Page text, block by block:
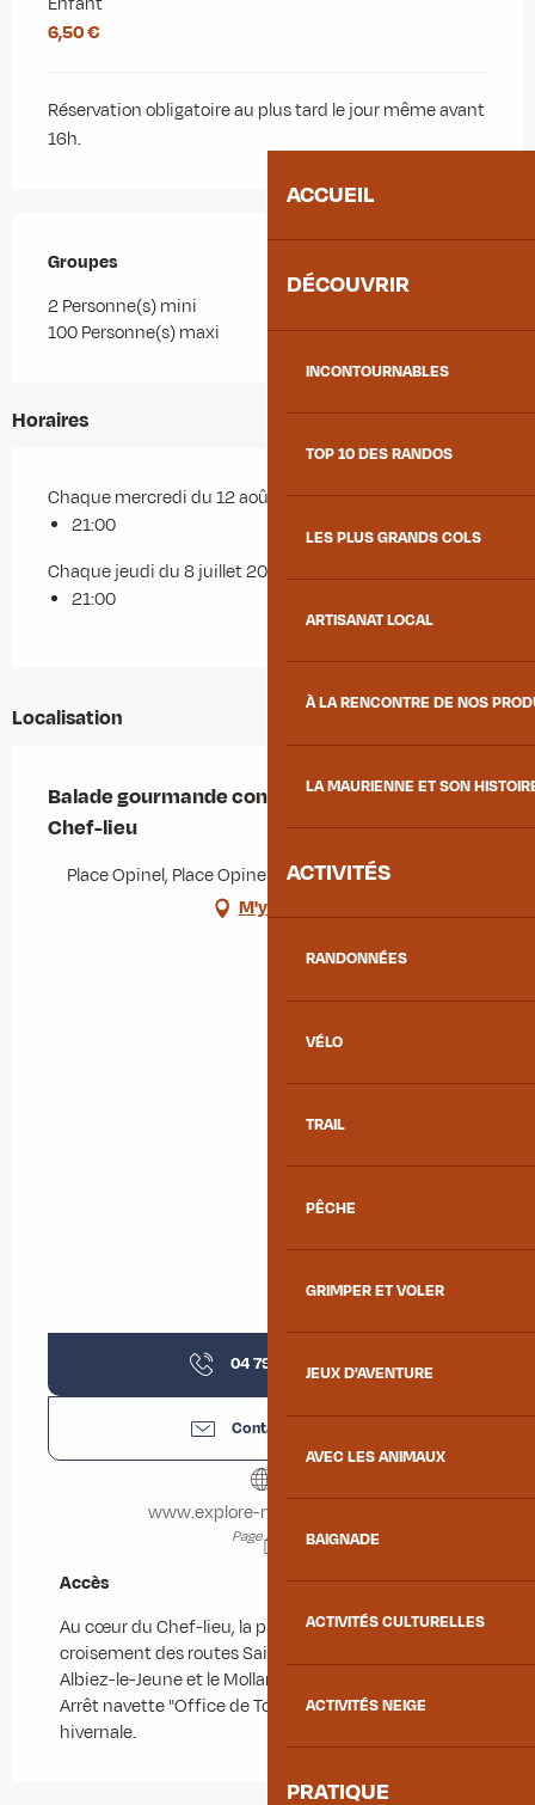
ACCUEIL
DÉCOUVRIR
INCONTOURNABLES
TOP 10 DES RANDOS
LES PLUS GRANDS COLS
ARTISANAT LOCAL
À LA RENCONTRE DE NOS
LA MAURIENNE ET SON
ACTIVITÉS
RANDONNÉES
VÉLO
TRAIL
PÊCHE
GRIMPER ET VOLER
JEUX D'AVENTURE
AVEC LES ANIMAUX
BAIGNADE
ACTIVITÉS CULTURELLES
ACTIVITÉS NEIGE
PRATIQUE
6,50 €
Réservation obligatoire au plus tard le jour même avant
16h.
Groupes
Groupes
2 Personne(s) mini
100 Personne(s) maxi
Horaires
Chaque mercredi du 12 août 2026 au 26 août 2026
21:00
Chaque jeudi du 8 juillet 2027 au 5 août 2027
21:00
Localisation
Balade gourmande contée aux lampions au
Chef-lieu
Place Opinel, Place Opinel, 73300 Albiez-Montrond
M'y rendre
04 79 59 30▒▒
Contactez-nous
www.explore-maurienne.com
Page Albiez
Accès
Accès
Au cœur du Chef-lieu, la place Opinel est au
croisement des routes Saint-Jean-de-Maurienne,
Albiez-le-Jeune et le Mollard.
Arrêt navette "Office de Tourisme" en saison
hivernale.